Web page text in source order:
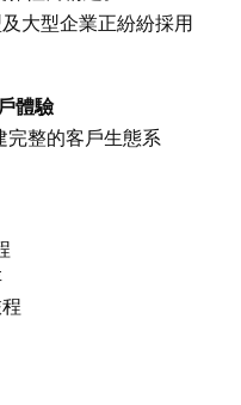
大型企業正紛紛採用
體驗
完整的客戶生態系